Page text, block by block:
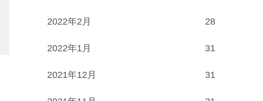
2022年2月 28
2022年1月 31
2021年12月 31